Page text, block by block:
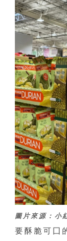
圖片來源：小
要酥脆可囗